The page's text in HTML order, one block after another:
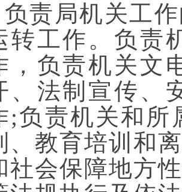
负责局机关工
转工作。 负责
，负责机关文
、法制宣传、
;负责机关和所
、教育培训和
社会保障地方